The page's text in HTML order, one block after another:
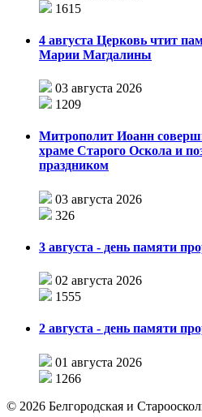
1615
4 августа Церковь чтит
Марии Магдалины
03 августа 2026
1209
Митрополит Иоанн
храме Старого Оскола и
праздником
03 августа 2026
326
3 августа - день памяти
02 августа 2026
1555
2 августа - день памяти
01 августа 2026
1266
© 2026 Белгородская и